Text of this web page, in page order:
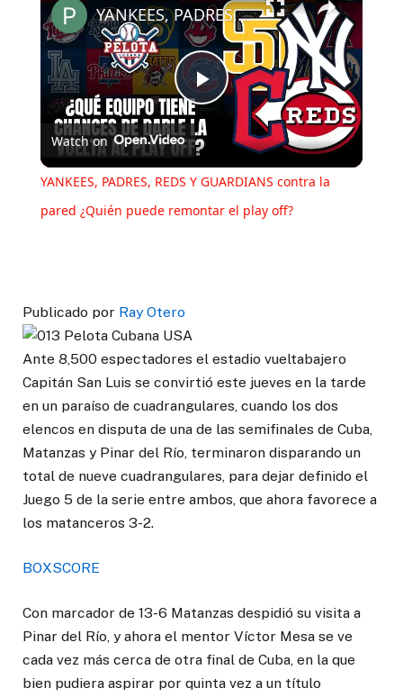
Play
Video
YANKEES, PADRES, REDS Y GUARDIANS contra la pared ¿Quién puede remontar el play off?
Watch on
YANKEES, PADRES, REDS Y GUARDIANS contra la
pared ¿Quién puede remontar el play off?
Publicado por Ray Otero
Ante 8,500 espectadores el estadio vueltabajero
Capitán San Luis se convirtió este jueves en la tarde
en un paraíso de cuadrangulares, cuando los dos
elencos en disputa de una de las semifinales de Cuba,
Matanzas y Pinar del Río, terminaron disparando un
total de nueve cuadrangulares, para dejar definido el
Juego 5 de la serie entre ambos, que ahora favorece a
los matanceros 3-2.
BOXSCORE
Con marcador de 13-6 Matanzas despidió su visita a
Pinar del Río, y ahora el mentor Víctor Mesa se ve
cada vez más cerca de otra final de Cuba, en la que
bien pudiera aspirar por quinta vez a un título